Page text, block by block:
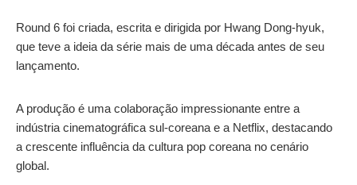
Round 6 foi criada, escrita e dirigida por Hwang Dong-hyuk,
que teve a ideia da série mais de uma década antes de seu
lançamento.
A produção é uma colaboração impressionante entre a
indústria cinematográfica sul-coreana e a Netflix, destacando
a crescente influência da cultura pop coreana no cenário
global.